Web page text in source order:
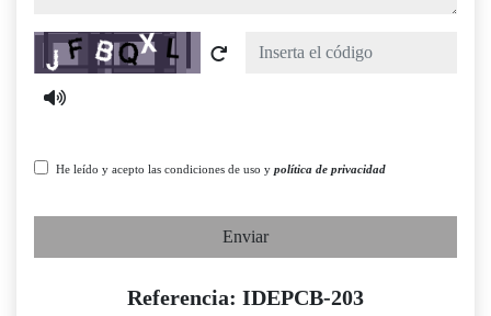
Captcha
He leído y acepto las condiciones de uso y política de privacidad
Enviar
Referencia: IDEPCB-203